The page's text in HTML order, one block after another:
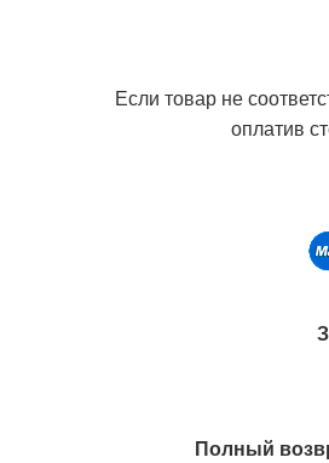
Если товар не
оплатив
Полный